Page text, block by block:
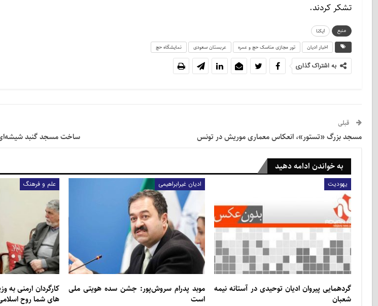
تشکر کردند.
منبع
ایکنا
اخبار ادیان
تور مجازی مناسک حج و‌ عمره عربستان سعودی نمایشگاه حج
به اشتراک گذاری
قبلی
مسجد بزرگ «تستور»، انعکاس معماری موریش در تونس ساخت مسجد گنبد شیشه‌ای
به خواندن ادامه دهید
یهودیت
گردهمایی پیروان ادیان توحیدی در آستانه نیمه
شعبان
ادیان غیرابراهیمی
موبد پدرام سروش‌پور: جشن سده هویتی ملی
است
علم و فرهنگ
کارگردان ارمنی به
های شما روح